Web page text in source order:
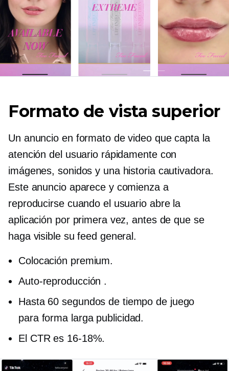
Formato de vista superior
Un anuncio en formato de video que capta la
atención del usuario rápidamente con
imágenes, sonidos y una historia cautivadora.
Este anuncio aparece y comienza a
reproducirse cuando el usuario abre la
aplicación por primera vez, antes de que se
haga visible su feed general.
Colocación premium.
Auto-reproducción .
Hasta 60 segundos de tiempo de juego
para forma largapublicidad.
El CTR es 16-18%.